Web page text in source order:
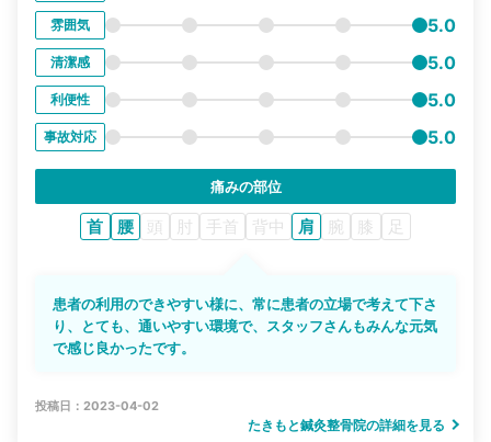
雰囲気 5.0
清潔感 5.0
利便性 5.0
事故対応 5.0
痛みの部位
首 腰 頭 肘 手首 背中 肩 腕 膝 足
患者の利用のできやすい様に、常に患者の立場で考えて下さ
り、とても、通いやすい環境で、スタッフさんもみんな元気
で感じ良かったです。
投稿日：2023-04-02
たきもと鍼灸整骨院の詳細を見る